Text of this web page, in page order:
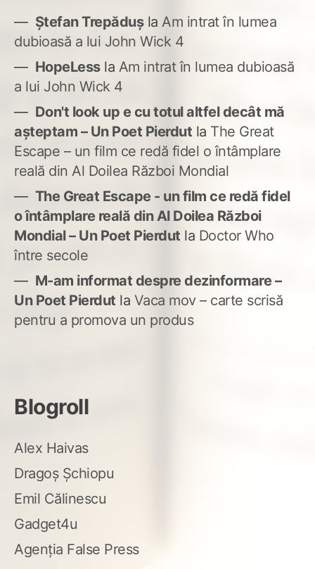
Ștefan Trepădușla Am intrat în lumea
dubioasă a lui John Wick 4
HopeLessla Am intrat în lumea dubioasă
a lui John Wick 4
Don't look up e cu totul altfel decât mă
așteptam – Un Poet Pierdut la The Great
Escape – un film ce redă fidel o întâmplare
reală din Al Doilea Război Mondial
The Great Escape - un film ce redă fidel
o întâmplare reală din Al Doilea Război
Mondial – Un Poet Pierdut la Doctor Who
între secole
M-am informat despre dezinformare –
Un Poet Pierdut la Vaca mov – carte scrisă
pentru a promova un produs
Blogroll
Alex Haivas
Dragoș Șchiopu
Emil Călinescu
Gadget4u
Agenția False Press